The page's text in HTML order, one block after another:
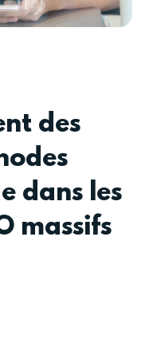
des
dans les
massifs